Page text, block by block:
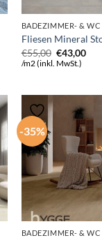
BADEZIMMER- & WC
Fliesen Mineral
€55,00
Preis
€43,00
/m2 (inkl. MwSt.)
-35%
BADEZIMMER- & WC